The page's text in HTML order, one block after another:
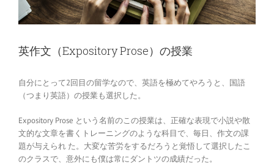
英作文（Expository Prose）の授業
自分にとって2回目の留学なので、英語を極めてやろうと、国語
（つまり英語）の授業も選択した。
Expository Prose という名前のこの授業は、正確な表現で小説や散
文的な文章を書くトレーニングのような科目で、毎日、作文の課
題が与えられ た。大変な苦労をするだろうと覚悟して選択したこ
のクラスで、意外にも僕は常にダントツの成績だった。